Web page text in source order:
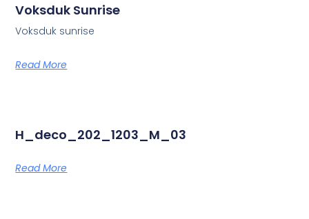
Voksduk Sunrise
Voksduk sunrise
Read More
H_deco_202_1203_M_03
Read More